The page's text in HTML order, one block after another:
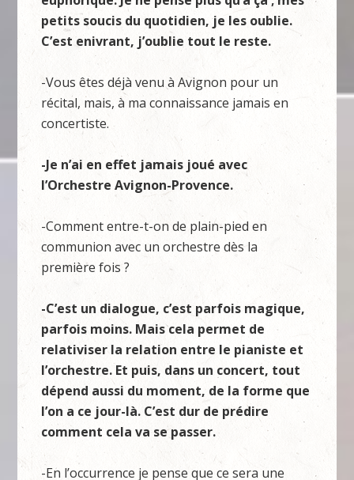
petits soucis du quotidien, je les oublie.
C’est enivrant, j’oublie tout le reste.
-Vous êtes déjà venu à Avignon pour un
récital, mais, à ma connaissance jamais en
concertiste.
-Je n’ai en effet jamais joué avec
l’Orchestre Avignon-Provence.
-Comment entre-t-on de plain-pied en
communion avec un orchestre dès la
première fois ?
-C’est un dialogue, c’est parfois magique,
parfois moins. Mais cela permet de
relativiser la relation entre le pianiste et
l’orchestre. Et puis, dans un concert, tout
dépend aussi du moment, de la forme que
l’on a ce jour-là. C’est dur de prédire
comment cela va se passer.
-En l’occurrence je pense que ce sera une